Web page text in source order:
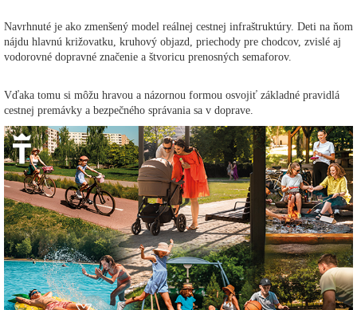
Navrhnuté je ako zmenšený model reálnej cestnej infraštruktúry. Deti na ňom
nájdu hlavnú križovatku, kruhový objazd, priechody pre chodcov, zvislé aj
vodorovné dopravné značenie a štvoricu prenosných semaforov.
Vďaka tomu si môžu hravou a názornou formou osvojiť základné pravidlá
cestnej premávky a bezpečného správania sa v doprave.